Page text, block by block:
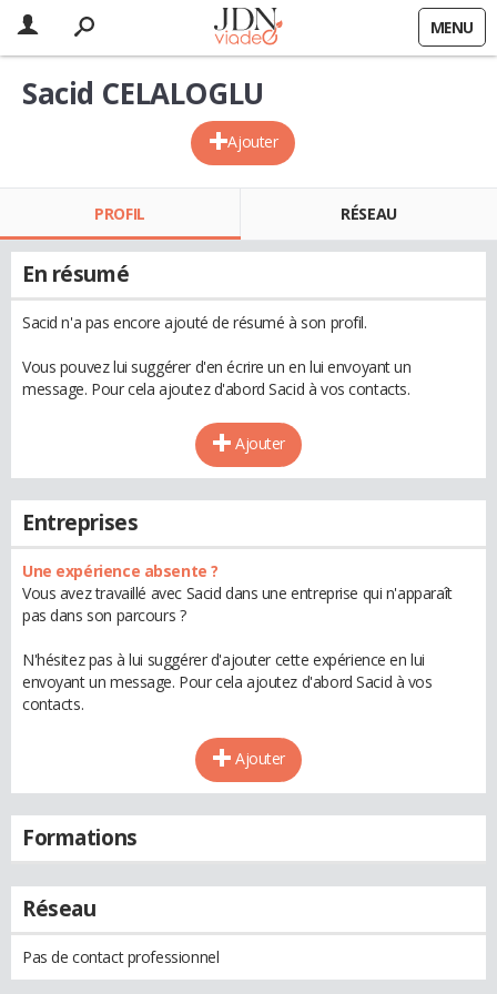
MENU
Ajouter
Sacid CELALOGLU
PROFIL RÉSEAU
En résumé
Sacid n'a pas encore ajouté de résumé à son profil.
Vous pouvez lui suggérer d'en écrire un en lui envoyant un
message. Pour cela ajoutez d'abord Sacid à vos contacts.
Ajouter
Entreprises
Une expérience absente ?
Vous avez travaillé avec Sacid dans une entreprise qui n'apparaît
pas dans son parcours ?
N'hésitez pas à lui suggérer d'ajouter cette expérience en lui
envoyant un message. Pour cela ajoutez d'abord Sacid à vos
contacts.
Ajouter
Formations
Réseau
Pas de contact professionnel